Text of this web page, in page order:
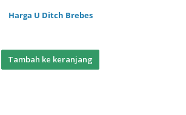
Harga U Ditch Brebes
Tambah ke keranjang